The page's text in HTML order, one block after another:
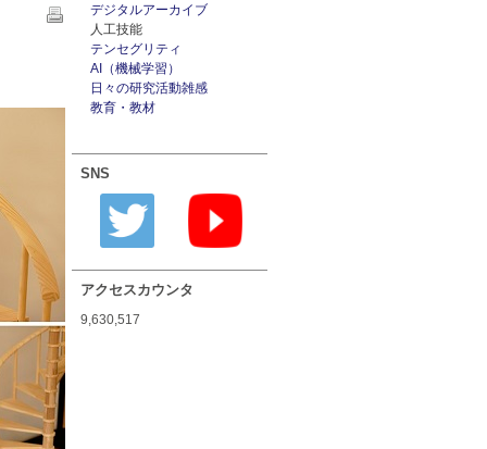
デジタルアーカイブ
人工技能
テンセグリティ
AI（機械学習）
日々の研究活動雑感
教育・教材
SNS
アクセスカウンタ
9,630,517